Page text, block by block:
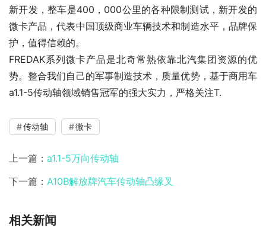
新开发，整车是400，000公里的各种限制测试，新开发的
微卡产品，代表中国顶级商业车辆技术和制造水平，品牌保
护，值得信赖的。
FREDAK系列微卡产品是北奇常熟依靠北汽集团资源的优
势。整合我们自己的军事制造技术，质量优势，基于商用车
a1.1-5传动轴领域销售冠军的强大实力，严格关注T.
传动轴 微卡
上一篇： a1.1-5万向传动轴
下一篇： A10B解放牌汽车传动轴凸缘叉
相关新闻